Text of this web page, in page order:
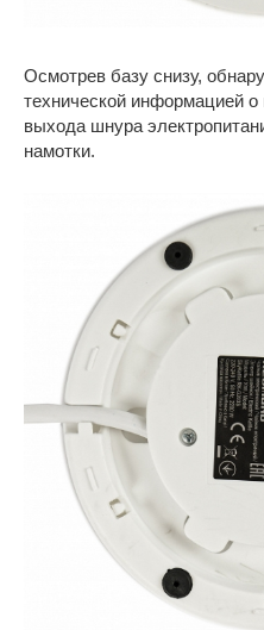
Осмотрев базу снизу,
технической информацией
выхода шнура
намотки.